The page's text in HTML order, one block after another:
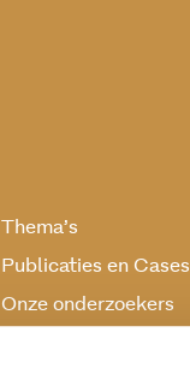
Thema’s
Publicaties en Cases
Onze onderzoekers